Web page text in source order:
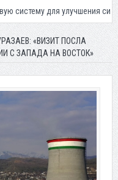
улучшения ситуации с
«ВИЗИТ ПОСЛА
С ЗАПАДА НА ВОСТОК»